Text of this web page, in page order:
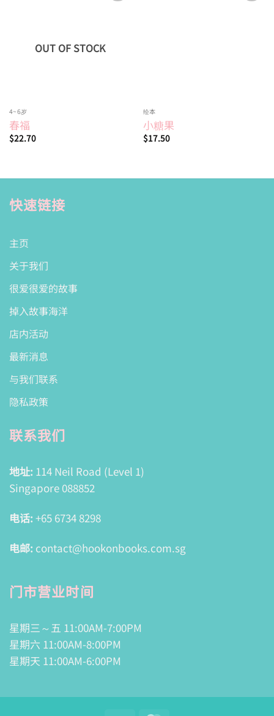
OUT OF STOCK
4~6岁
春福
$22.70
绘本
小糖果
$17.50
快速链接
主页
关于我们
很爱很爱的故事
掉入故事海洋
店内活动
最新消息
与我们联系
隐私政策
联系我们
地址: 114 Neil Road (Level 1)
Singapore 088852
电话: +65 6734 8298
电邮: contact@hookonbooks.com.sg
门市营业时间
星期三～五 11:00AM-7:00PM
星期六 11:00AM-8:00PM
星期天 11:00AM-6:00PM